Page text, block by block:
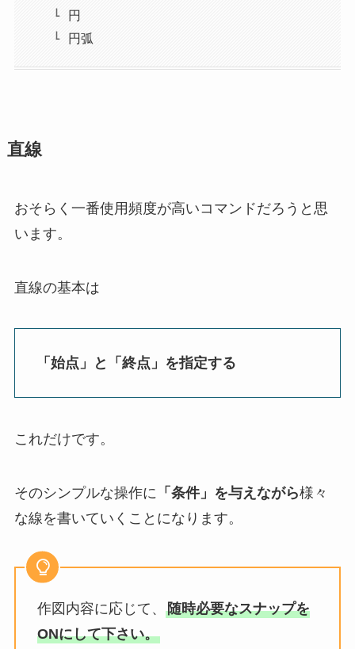
円
円弧
直線
おそらく一番使用頻度が高いコマンドだろうと思
います。
直線の基本は
「始点」と「終点」を指定する
これだけです。
そのシンプルな操作に 「条件」を与えながら様々
な線を書いていくことになります。
作図内容に応じて、 随時必要なスナップを
ONにして下さい。